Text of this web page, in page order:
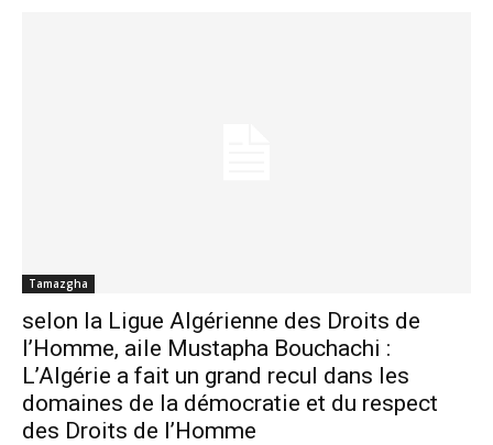
Tamazgha
selon la Ligue Algérienne des Droits de
l’Homme, aile Mustapha Bouchachi :
L’Algérie a fait un grand recul dans les
domaines de la démocratie et du respect
des Droits de l’Homme